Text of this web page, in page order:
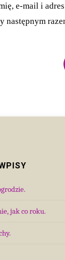
e-mail i
następnym
jak co roku.